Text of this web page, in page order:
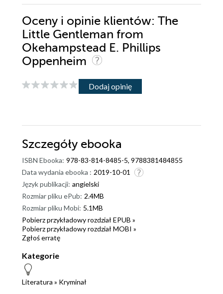
Oceny i opinie klientów: The
Little Gentleman from
Okehampstead E. Phillips
Oppenheim
Dodaj opinię
Szczegóły ebooka
ISBN Ebooka: 978-83-814-8485-5, 9788381484855
Data wydania ebooka : 2019-10-01
Język publikacji: angielski
Rozmiar pliku ePub: 2.4MB
Rozmiar pliku Mobi: 5.1MB
Pobierz przykładowy rozdział EPUB »
Pobierz przykładowy rozdział MOBI »
Zgłoś erratę
Kategorie
Literatura » Kryminał